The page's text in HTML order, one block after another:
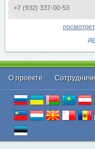
+7 (932) 337-00-53
О проекте